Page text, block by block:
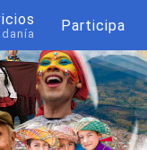
Participa